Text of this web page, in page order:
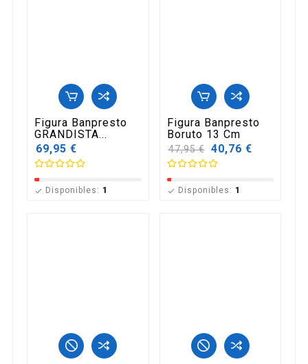
Figura Banpresto
GRANDISTA...
69,95 €
 Disponibles: 1
Figura Banpresto
Boruto 13 Cm
Precio
base
47,95 € 40,76 €
 Disponibles: 1